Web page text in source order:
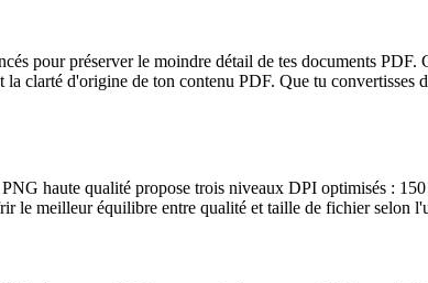
pour préserver le moindre détail de tes documents PDF.
clarté d'origine de ton contenu PDF. Que tu convertisses
haute qualité propose trois niveaux DPI optimisés :
le meilleur équilibre entre qualité et taille de fichier selon